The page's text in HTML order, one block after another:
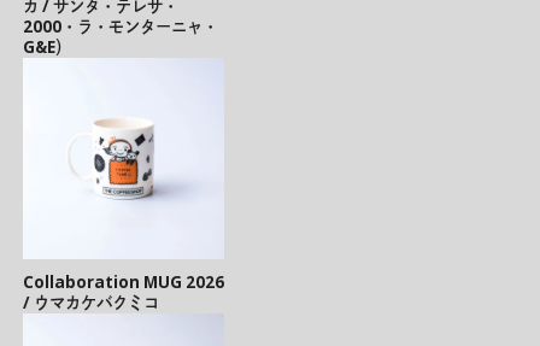
カ / サンタ・テレサ・
2000・ラ・モンターニャ・
G&E）
Collaboration MUG 2026
/ ウマカケバクミコ